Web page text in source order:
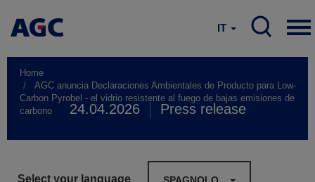
IT
Home
AGC anuncia Declaraciones Ambientales de Producto para Low-
Carbon Pyrobel - el vidrio resistente al fuego de bajas emisiones de
carbono
24.04.2026 Press release
Select your language